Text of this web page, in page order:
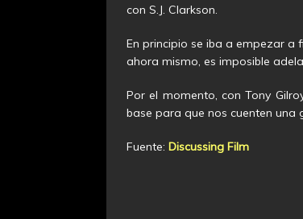
con S.J. Clarkson.
En principio se iba a empezar a
ahora mismo, es imposible
Por el momento, con Tony
base para que nos cuenten una
Fuente: Discussing Film